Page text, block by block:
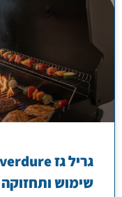
שימוש ותחזוקה